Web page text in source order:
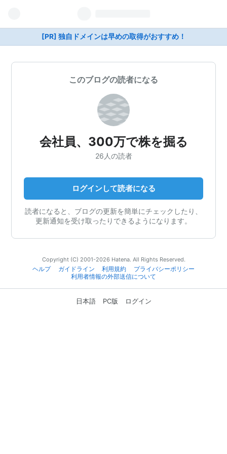
[PR] 独自ドメインは早めの取得がおすすめ！
このブログの読者になる
会社員、300万で株を掘る
26人の読者
ログインして読者になる
読者になると、ブログの更新を簡単にチェックしたり、
更新通知を受け取ったりできるようになります。
Copyright (C) 2001-2026 Hatena. All Rights Reserved.
ヘルプ
ガイドライン 利用規約
プライバシーポリシー
利用者情報の外部送信について
日本語 PC版 ログイン